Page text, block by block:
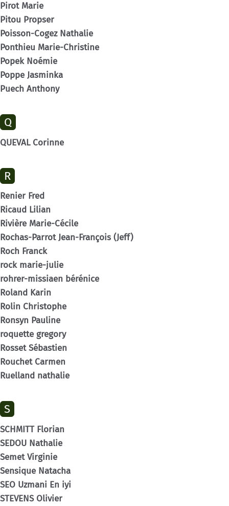
Pirot Marie
Pitou Propser
Poisson-Cogez Nathalie
Ponthieu Marie-Christine
Popek Noémie
Poppe Jasminka
Puech Anthony
Q
QUEVAL Corinne
R
Renier Fred
Ricaud Lilian
Rivière Marie-Cécile
Rochas-Parrot Jean-François (Jeff)
Roch Franck
rock marie-julie
rohrer-missiaen bérénice
Roland Karin
Rolin Christophe
Ronsyn Pauline
roquette gregory
Rosset Sébastien
Rouchet Carmen
Ruelland nathalie
S
SCHMITT Florian
SEDOU Nathalie
Semet Virginie
Sensique Natacha
SEO Uzmani En iyi
STEVENS Olivier